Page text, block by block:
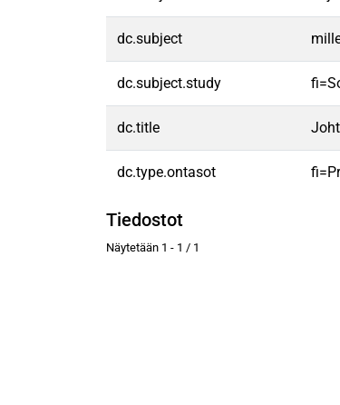
dc.subject
dc.subject.study
dc.title
dc.type.ontasot
Tiedostot
Näytetään 1 - 1 / 1